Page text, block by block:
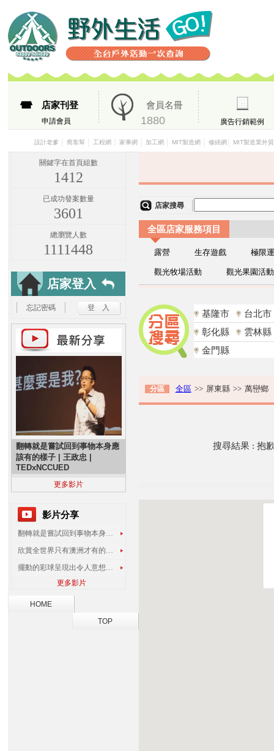
店家刊登
申請會員
會員名冊
1880 廣告行銷範例
設計老爹 窩客幫 工程網 家事網 加工網 MIT製造網 修繕網 MIT製造業外
關鍵字在首頁組數
1412
已成功發案數量
3601
總瀏覽人數
1111448
店家登入
忘記密碼
翻轉就是嘗試回到事物本身應
該有的樣子 | 王政忠 |
TEDxNCCUED
更多影片
影片分享
翻轉就是嘗試回到事物本身應該有的樣子 | 王政忠 | TEDxNCCUED
欣賞全世界只有澳洲才有的孔雀蜘蛛
擺動的彩球呈現出令人意想不到的視覺效果
更多影片
店家搜尋
全區店家服務項目
露營 生存遊戲 極限
觀光牧場活動 觀光果園活動
基隆市
台北市
彰化縣
雲林縣
金門縣
分區 全區 >> 屏東縣 >> 萬巒鄉
搜尋結果 : 抱
HOME
TOP